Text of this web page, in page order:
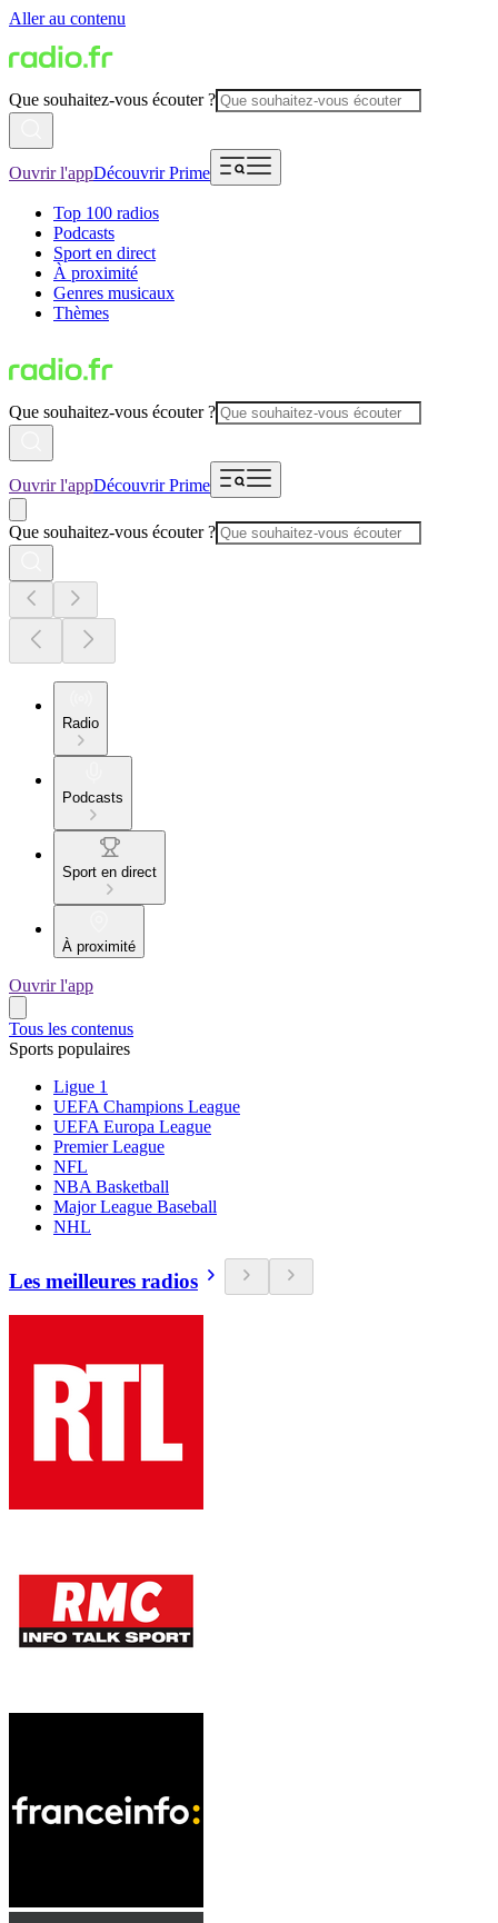
Aller au contenu
Que souhaitez-vous écouter ?
Ouvrir l'appDécouvrir Prime
Top 100 radios
Podcasts
Sport en direct
À proximité
Genres musicaux
Thèmes
Que souhaitez-vous écouter ?
Ouvrir l'appDécouvrir Prime
Que souhaitez-vous écouter ?
Radio
Podcasts
Sport en direct
À proximité
Ouvrir l'app
Tous les contenus
Sports populaires
Ligue 1
UEFA Champions League
UEFA Europa League
Premier League
NFL
NBA Basketball
Major League Baseball
NHL
Les meilleures radios